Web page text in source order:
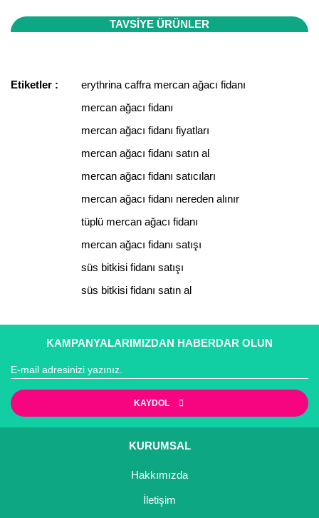
göre yeniden ürün çıkışı veya ücret iadesi seçenekleri
uygulanır.
alışverişinizi yapabilirsiniz. Ayrıca firmamız Mersin/ Mut
vergi dairesine bağlı, tüm ticari faaliyetleri kayıt altında ve
Yorum Yaz
Bu ürünün fiyat bilgisi, resim, ürün açıklamalarında ve diğer
Ürün resmi kalitesiz, bozuk veya görüntülenemiyor.
Ürün açıklamasında eksik bilgiler bulunuyor.
Ürün bilgilerinde hatalar bulunuyor.
TAVSİYE ÜRÜNLER
Etiketler :
erythrina caffra mercan ağacı fidanı
mercan ağacı fidanı
mercan ağacı fidanı fiyatları
mercan ağacı fidanı satın al
mercan ağacı fidanı satıcıları
mercan ağacı fidanı nereden alınır
tüplü mercan ağacı fidanı
mercan ağacı fidanı satışı
süs bitkisi fidanı satışı
süs bitkisi fidanı satın al
KAMPANYALARIMIZDAN HABERDAR OLUN
KAYDOL
KURUMSAL
Hakkımızda
İletişim